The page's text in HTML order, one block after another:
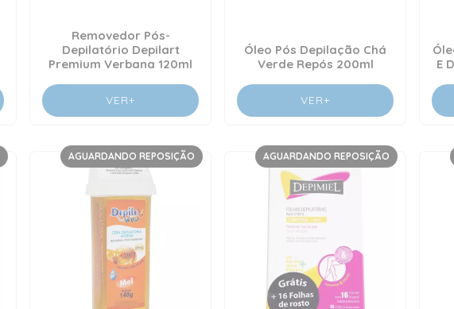
Removedor Pós-
Depilatório Depilart
Premium Verbana 120ml
VER+
Óleo Pós Depilação Chá
Verde Repós 200ml
VER+
E
AGUARDANDO REPOSIÇÃO AGUARDANDO REPOSIÇÃO